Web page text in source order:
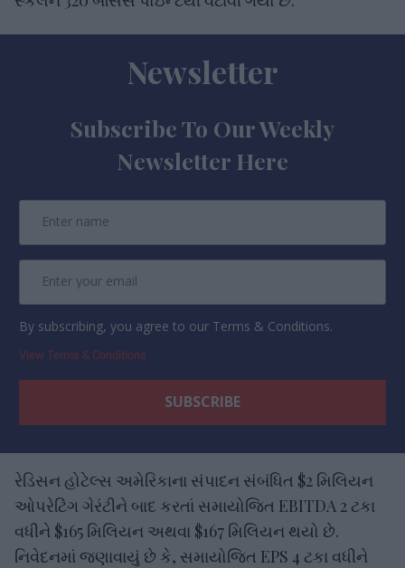
Newsletter
Subscribe To Our Weekly
Newsletter Here
By subscribing, you agree to our Terms & Conditions.
View Terms & Conditions
રેડિસન હોટેલ્સ અમેરિકાના સંપાદન સંબંધિત $2 મિલિયન
ઓપરેટિંગ ગેરંટીને બાદ કરતાં સમાયોજિત EBITDA 2 ટકા
વધીને $165 મિલિયન અથવા $167 મિલિયન થયો છે.
નિવેદનમાં જણાવાયું છે કે, સમાયોજિત EPS 4 ટકા વધીને